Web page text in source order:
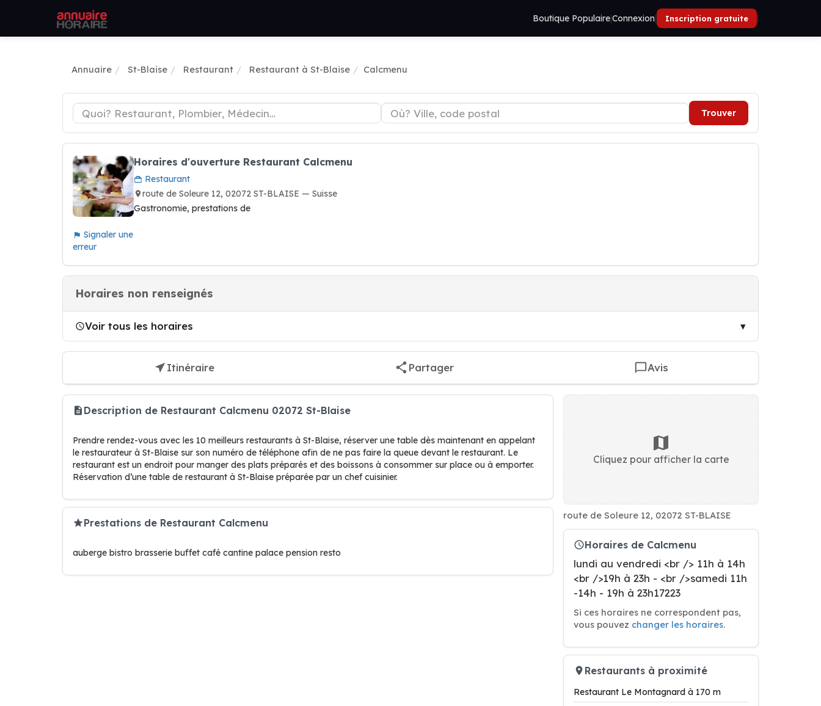
Boutique Populaire|Connexion| Inscription gratuite |
Annuaire St-Blaise Restaurant Restaurant à St-Blaise Calcmenu
Trouver
Signaler une
erreur
Horaires d'ouverture Restaurant Calcmenu
Restaurant
route de Soleure 12, 02072 ST-BLAISE — Suisse
Gastronomie, prestations de
Horaires non renseignés
Voir tous les horaires
Itinéraire Partager Avis
Description de Restaurant Calcmenu 02072 St-Blaise
Prendre rendez-vous avec les 10 meilleurs restaurants à St-Blaise, réserver une table dès maintenant en appelant
le restaurateur à St-Blaise sur son numéro de téléphone afin de ne pas faire la queue devant le restaurant. Le
restaurant est un endroit pour manger des plats préparés et des boissons à consommer sur place ou à emporter.
Réservation d’une table de restaurant à St-Blaise préparée par un chef cuisinier.
Prestations de Restaurant Calcmenu
auberge bistro brasserie buffet café cantine palace pension resto
Cliquez pour afficher la carte
route de Soleure 12, 02072 ST-BLAISE
Horaires de Calcmenu
lundi au vendredi <br /> 11h à 14h
<br />19h à 23h - <br />samedi 11h
-14h - 19h à 23h17223
Si ces horaires ne correspondent pas,
vous pouvez changer les horaires.
Restaurants à proximité
Restaurant Le Montagnard à 170 m